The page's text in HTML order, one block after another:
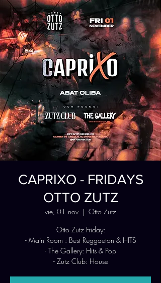
CAPRIXO - FRIDAYS
OTTO ZUTZ
vie, 01 nov
  |
Otto Zutz
Otto Zutz Friday:
- Main Room : Best Reggaeton & HITS
- The Gallery: Hits & Pop
- Zutz Club: House